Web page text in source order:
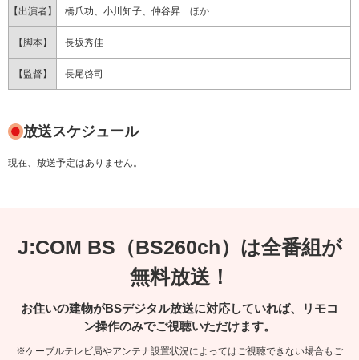
【出演者】 橋爪功、小川知子、仲谷昇 ほか
【脚本】 長坂秀佳
【監督】 長尾啓司
放送スケジュール
現在、放送予定はありません。
J:COM BS（BS260ch）は全番組が
無料放送！
お住いの建物がBSデジタル放送に対応していれば、リモコ
ン操作のみでご視聴いただけます。
※ケーブルテレビ局やアンテナ設置状況によってはご視聴できない場合もご